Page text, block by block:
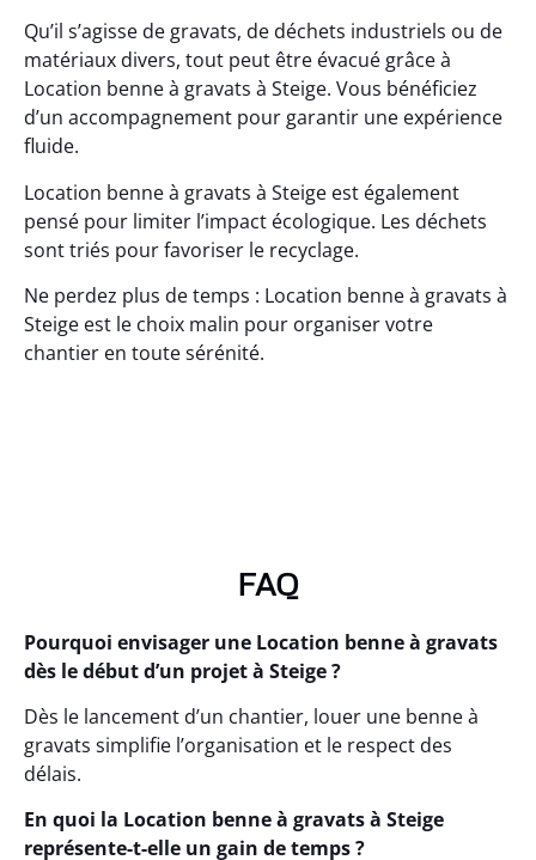
Qu’il s’agisse de gravats, de déchets industriels ou de
matériaux divers, tout peut être évacué grâce à
Location benne à gravats à Steige. Vous bénéficiez
d’un accompagnement pour garantir une expérience
fluide.
Location benne à gravats à Steige est également
pensé pour limiter l’impact écologique. Les déchets
sont triés pour favoriser le recyclage.
Ne perdez plus de temps : Location benne à gravats à
Steige est le choix malin pour organiser votre
chantier en toute sérénité.
FAQ
Pourquoi envisager une Location benne à gravats
dès le début d’un projet à Steige ?
Dès le lancement d’un chantier, louer une benne à
gravats simplifie l’organisation et le respect des
délais.
En quoi la Location benne à gravats à Steige
représente-t-elle un gain de temps ?